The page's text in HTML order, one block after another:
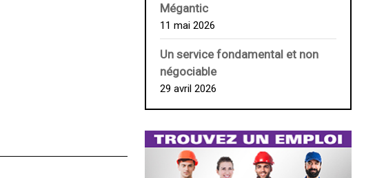
Mégantic
11 mai 2026
Un service fondamental et non
négociable
29 avril 2026